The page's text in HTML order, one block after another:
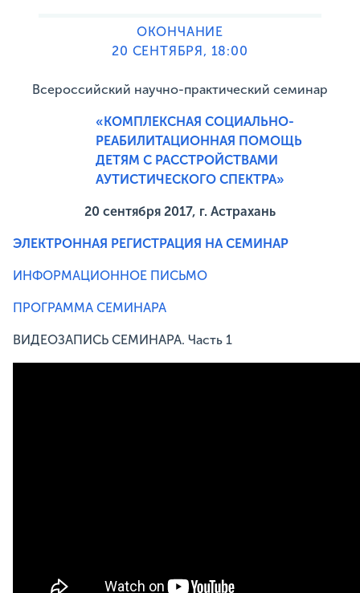
ОКОНЧАНИЕ
20 СЕНТЯБРЯ, 18:00
Всероссийский научно-практический семинар
«КОМПЛЕКСНАЯ СОЦИАЛЬНО-
РЕАБИЛИТАЦИОННАЯ ПОМОЩЬ
ДЕТЯМ С РАССТРОЙСТВАМИ
АУТИСТИЧЕСКОГО СПЕКТРА»
20 сентября 2017, г. Астрахань
ЭЛЕКТРОННАЯ РЕГИСТРАЦИЯ НА СЕМИНАР
ИНФОРМАЦИОННОЕ ПИСЬМО
ПРОГРАММА СЕМИНАРА
ВИДЕОЗАПИСЬ СЕМИНАРА. Часть 1